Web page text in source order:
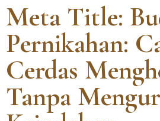
Meta Title:
Pernikahan:
Cerdas
Tanpa